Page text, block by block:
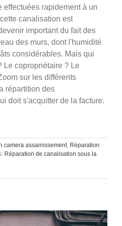
effectuées rapidement à un
canalisation est
important du fait des
des murs, dont l'humidité
considérables. Mais qui
Le copropriétaire ? Le
sur les différents
répartition des
doit s'acquitter de la facture.
camera assainissement, Réparation
Réparation de canalisation sous la
pour l’entretien de